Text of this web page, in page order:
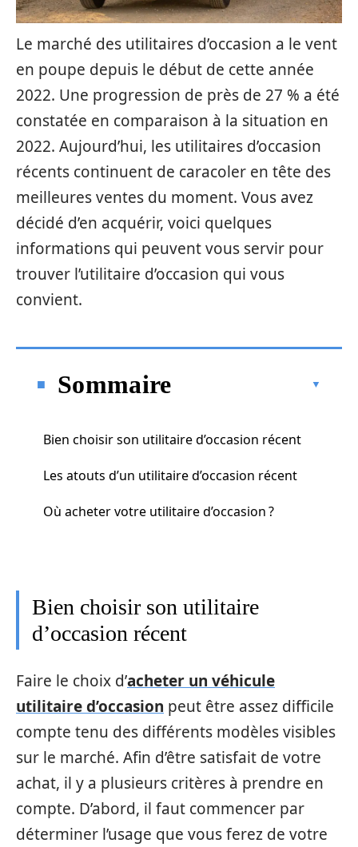
Le marché des utilitaires d’occasion a le vent
en poupe depuis le début de cette année
2022. Une progression de près de 27 % a été
constatée en comparaison à la situation en
2022. Aujourd’hui, les utilitaires d’occasion
récents continuent de caracoler en tête des
meilleures ventes du moment. Vous avez
décidé d’en acquérir, voici quelques
informations qui peuvent vous servir pour
trouver l’utilitaire d’occasion qui vous
convient.
Sommaire
Bien choisir son utilitaire d’occasion récent
Les atouts d’un utilitaire d’occasion récent
Où acheter votre utilitaire d’occasion ?
Bien choisir son utilitaire
d’occasion récent
Faire le choix d’acheter un véhicule
utilitaire d’occasion peut être assez difficile
compte tenu des différents modèles visibles
sur le marché. Afin d’être satisfait de votre
achat, il y a plusieurs critères à prendre en
compte. D’abord, il faut commencer par
déterminer l’usage que vous ferez de votre